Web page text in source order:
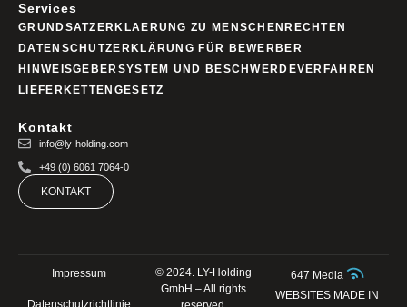
Services
GRUNDSATZERKLAERUNG ZU MENSCHENRECHTEN
DATENSCHUTZERKLÄRUNG FÜR BEWERBER
HINWEISGEBERSYSTEM UND BESCHWERDEVERFAHREN
LIEFERKETTENGESETZ
Kontakt
info@ly-holding.com
+49 (0) 6061 7064-0
KONTAKT
Impressum
Datenschutzrichtlinie
© 2024. LY-Holding
GmbH – All rights
647 Media
WEBSITES MADE IN